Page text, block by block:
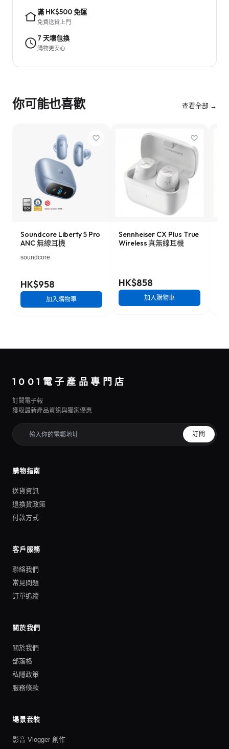
滿 HK$500 免運
免費送貨上門
7 天壞包換
購物更安心
你可能也喜歡 查看全部 →
Soundcore Liberty 5 Pro
ANC 無線耳機
soundcore
HK$958
加入購物車
Sennheiser CX Plus True
Wireless 真無線耳機
HK$858
加入購物車
1001電子產品專門店
訂閱電子報
獲取最新產品資訊與獨家優惠
訂閱
購物指南
送貨資訊
退換貨政策
付款方式
客戶服務
聯絡我們
常見問題
訂單追蹤
關於我們
關於我們
部落格
私隱政策
服務條款
場景套裝
影音 Vlogger 創作